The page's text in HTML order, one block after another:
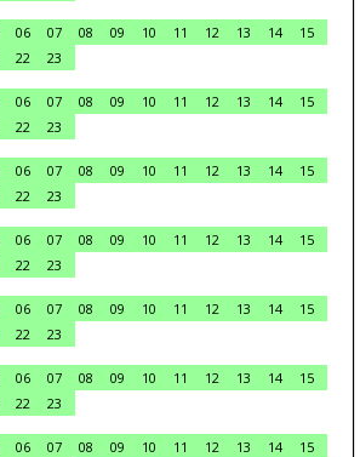
06 07 08 09 10 11 12 13 14
15
22
23
06 07 08 09 10 11 12 13 14
15
22
23
06 07 08 09 10 11 12 13 14
15
22
23
06 07 08 09 10 11 12 13 14
15
22
23
06 07 08 09 10 11 12 13 14
15
22
23
06 07 08 09 10 11 12 13 14
15
22
23
06 07 08 09 10 11 12 13 14
15